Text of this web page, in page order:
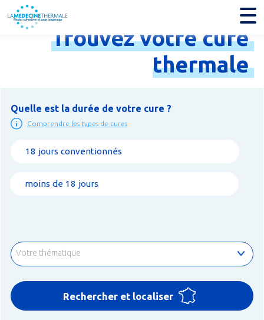
Trouvezvotrecure
thermale
Quelle est la durée de votre cure ?
Comprendre les types de cures
18 jours conventionnés
moins de 18 jours
Votre thématique
Rechercher et localiser